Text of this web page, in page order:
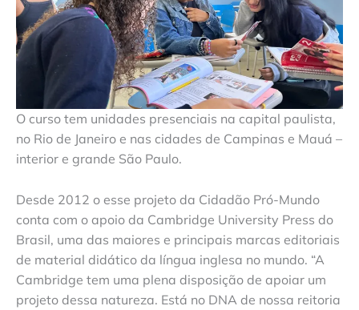
O curso tem unidades presenciais na capital paulista,
no Rio de Janeiro e nas cidades de Campinas e Mauá –
interior e grande São Paulo.
Desde 2012 o esse projeto da Cidadão Pró-Mundo
conta com o apoio da Cambridge University Press do
Brasil, uma das maiores e principais marcas editoriais
de material didático da língua inglesa no mundo. “A
Cambridge tem uma plena disposição de apoiar um
projeto dessa natureza. Está no DNA de nossa reitoria